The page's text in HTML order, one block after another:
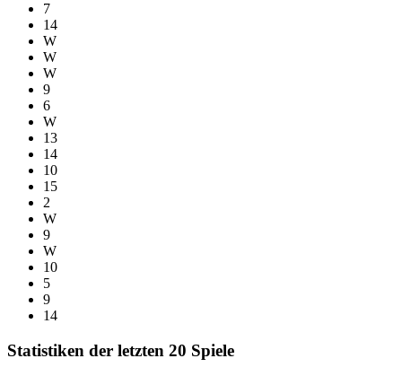
7
14
W
W
W
9
6
W
13
14
10
15
2
W
9
W
10
5
9
14
Statistiken der letzten 20 Spiele